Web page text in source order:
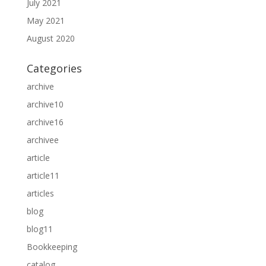
July 2021
May 2021
August 2020
Categories
archive
archive10
archive16
archivee
article
article11
articles
blog
blog11
Bookkeeping